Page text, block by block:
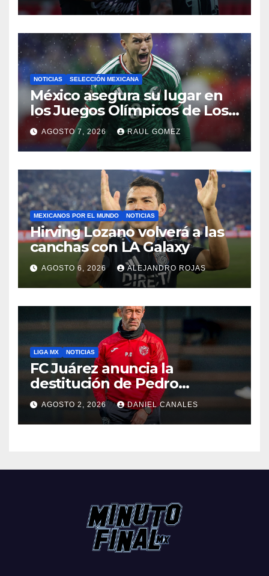
NOTICIAS SELECCIÓN MEXICANA
México asegura su lugar en
los Juegos Olímpicos de Los
Ángeles 2028
AGOSTO 7, 2026 RAUL GOMEZ
MEXICANOS POR EL MUNDO NOTICIAS
Hirving Lozano volverá a las
canchas con LA Galaxy
AGOSTO 6, 2026 ALEJANDRO ROJAS
LIGA MX NOTICIAS
FC Juárez anuncia la
destitución de Pedro
Caixinha
AGOSTO 2, 2026 DANIEL CANALES